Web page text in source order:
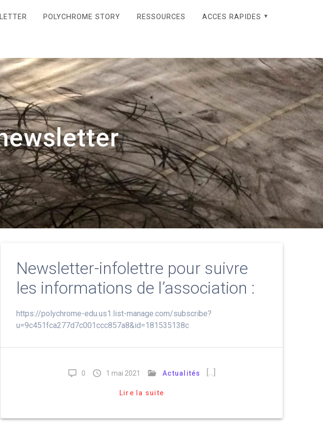
POLYCHROME STORY RESSOURCES ACCES RAPIDES
Newsletter-infolettre pour suivre
les informations de l’association :
https://polychrome-edu.us1.list-manage.com/subscribe?
u=9c451fca277d7c001ccc857a8&id=181535138c
0 1 mai 2021 Actualités […]
Lire la suite